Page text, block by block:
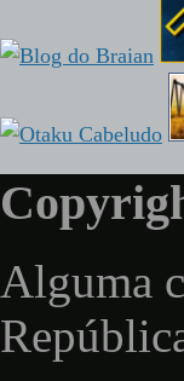
Alguma